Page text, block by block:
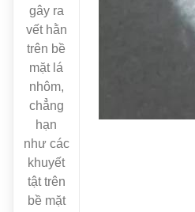
gây ra
vết hằn
trên bề
mặt lá
nhôm,
chẳng
hạn
như các
khuyết
tật trên
bề mặt